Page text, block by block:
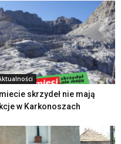
skrzydeł nie mają
w Karkonoszach